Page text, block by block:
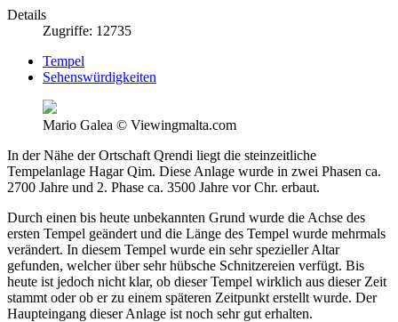
Details
Zugriffe: 12735
Tempel
Sehenswürdigkeiten
Mario Galea © Viewingmalta.com
In der Nähe der Ortschaft Qrendi liegt die steinzeitliche
Tempelanlage Hagar Qim. Diese Anlage wurde in zwei Phasen ca.
2700 Jahre und 2. Phase ca. 3500 Jahre vor Chr. erbaut.
Durch einen bis heute unbekannten Grund wurde die Achse des
ersten Tempel geändert und die Länge des Tempel wurde mehrmals
verändert. In diesem Tempel wurde ein sehr spezieller Altar
gefunden, welcher über sehr hübsche Schnitzereien verfügt. Bis
heute ist jedoch nicht klar, ob dieser Tempel wirklich aus dieser Zeit
stammt oder ob er zu einem späteren Zeitpunkt erstellt wurde. Der
Haupteingang dieser Anlage ist noch sehr gut erhalten.